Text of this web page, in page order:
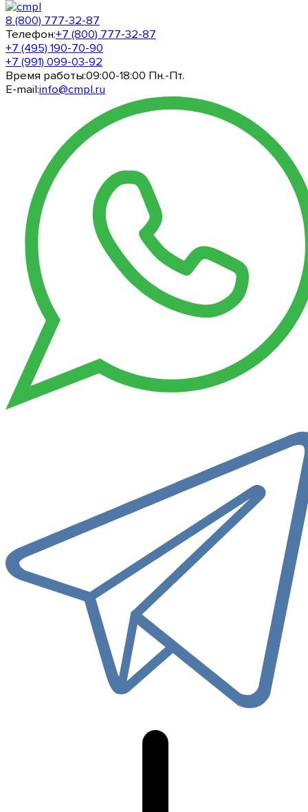
8 (800) 777-32-87
Телефон:+7 (800) 777-32-87
+7 (495) 190-70-90
+7 (991) 099-03-92
Время работы:09:00-18:00 Пн.-Пт.
E-mail:info@cmpl.ru